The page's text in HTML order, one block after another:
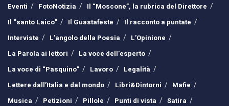
Eventi
FotoNotizia
Il “Moscone”, la rubrica del Direttore
Il “santo Laico”
Il Guastafeste
Il racconto a puntate
Interviste
L’angolo della Poesia
L’Opinione
La Parola ai lettori
La voce dell’esperto
La voce di “Pasquino”
Lavoro
Legalità
Lettere dall’Italia e dal mondo
Libri&Dintorni
Mafie
Musica
Petizioni Pillole Punti di vista
Satira